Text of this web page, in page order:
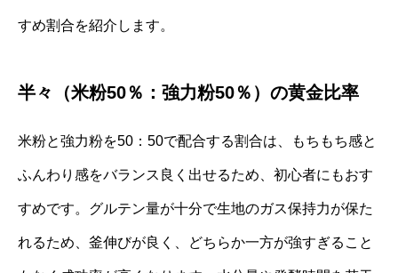
すめ割合を紹介します。
半々（米粉50％：強力粉50％）の黄金比率
米粉と強力粉を50：50で配合する割合は、もちもち感と
ふんわり感をバランス良く出せるため、初心者にもおす
すめです。グルテン量が十分で生地のガス保持力が保た
れるため、釜伸びが良く、どちらか一方が強すぎること